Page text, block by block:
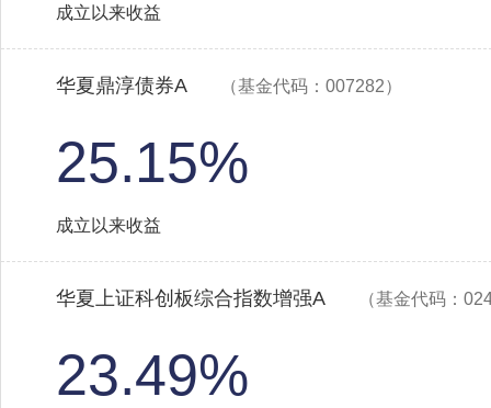
成立以来收益
华夏鼎淳债券A （基金代码：007282）
25.15%
成立以来收益
华夏上证科创板综合指数增强A （基金代码：
23.49%